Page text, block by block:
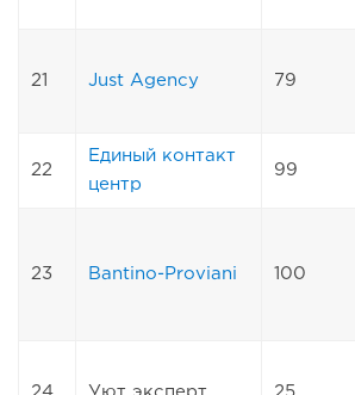
21 Just Agency 79
22
Единый контакт
центр
99
23 Bantino-Proviani 100
24 Уют эксперт 25